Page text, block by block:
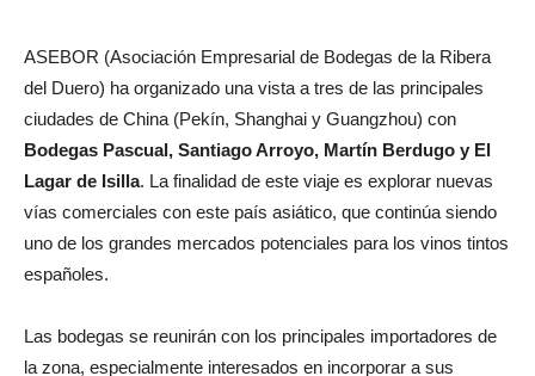
ASEBOR (Asociación Empresarial de Bodegas de la Ribera
del Duero) ha organizado una vista a tres de las principales
ciudades de China (Pekín, Shanghai y Guangzhou) con
Bodegas Pascual, Santiago Arroyo, Martín Berdugo y El
Lagar de Isilla. La finalidad de este viaje es explorar nuevas
vías comerciales con este país asiático, que continúa siendo
uno de los grandes mercados potenciales para los vinos tintos
españoles.
Las bodegas se reunirán con los principales importadores de
la zona, especialmente interesados en incorporar a sus